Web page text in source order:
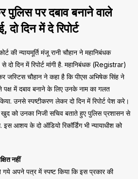
पुलिस पर दबाव बनाने वाले
दिन में दे रिपोर्ट
की न्यायमूर्ति मंजू रानी चौहान ने महानिबंधक
दिन में रिपोर्ट मांगी है. महानिबंधक (Registrar)
जस्टिस चौहान ने कहा है कि पीएस अभिषेक सिंह ने
में दबाव बनाने के लिए उनके नाम का गलत
उनसे स्पष्टीकरण लेकर दो दिन में रिपोर्ट पेश करे।
को उनका निजी सचिव बताते हुए पुलिस प्रशासन से
आशय के दो ऑडियो रिकॉर्डिंग भी न्यायाधीश को
नहीं
अपने पत्र में स्पष्ट किया कि इस प्रकार की